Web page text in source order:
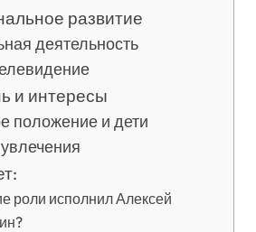
развитие
деятельность
и интересы
положение и дети
роли исполнил Алексей